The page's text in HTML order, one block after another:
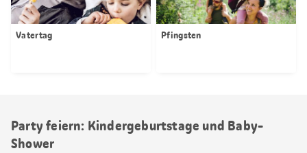
Vatertag Pfingsten
Party feiern: Kindergeburtstage und Baby-
Shower